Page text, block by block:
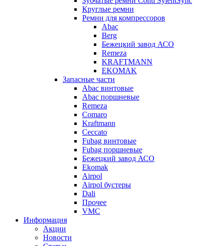
Круглые ремни
Ремни для компрессоров
Abac
Berg
Бежецкий завод АСО
Remeza
KRAFTMANN
EKOMAK
Запасные части
Abac винтовые
Abac поршневые
Remeza
Comaro
Kraftmann
Ceccato
Fubag винтовые
Fubag поршневые
Бежецкий завод АСО
Ekomak
Airpol
Airpol бустеры
Dali
Прочее
VMC
Информация
Акции
Новости